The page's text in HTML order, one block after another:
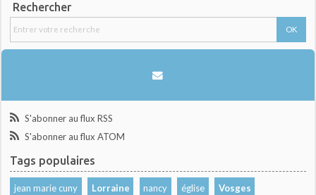
Rechercher
S'abonner au flux RSS
S'abonner au flux ATOM
Tags populaires
jean marie cuny Lorraine nancy église Vosges